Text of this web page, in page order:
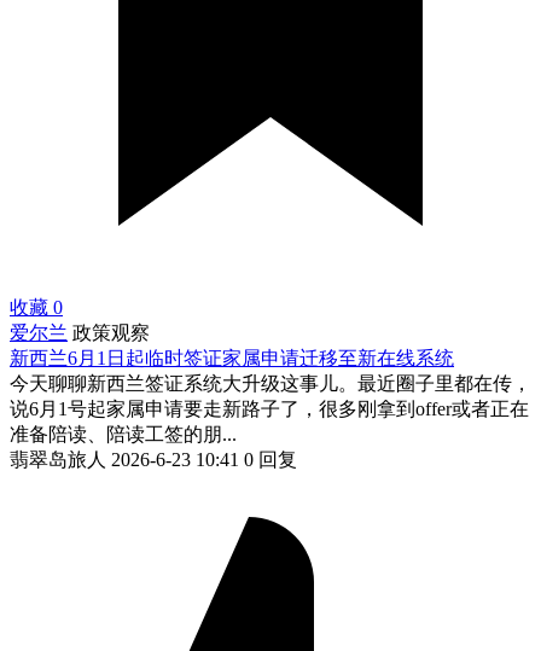
收藏 0
爱尔兰 政策观察
新西兰6月1日起临时签证家属申请迁移至新在线系统
今天聊聊新西兰签证系统大升级这事儿。最近圈子里都在传，
说6月1号起家属申请要走新路子了，很多刚拿到offer或者正在
准备陪读、陪读工签的朋...
翡翠岛旅人 2026-6-23 10:41 0 回复